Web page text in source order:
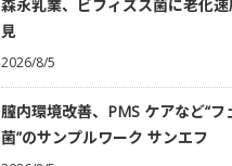
森永乳業、ビフィズス菌に老化
見
2026/8/5
膣内環境改善、PMS ケアなど“フ
菌”のサンプルワーク サンエフ